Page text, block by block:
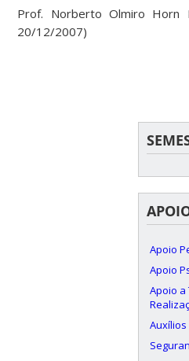
Prof. Norberto Olmiro Horn
20/12/2007)
Apoio
Apoio
Apoio a
Auxílios